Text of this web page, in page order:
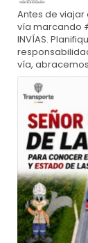
Antes de
vía marcando
INVÍAS.
vía,